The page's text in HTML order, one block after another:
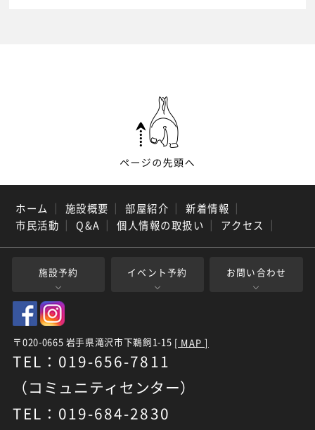
ホーム ｜ 施設概要 ｜ 部屋紹介 ｜ 新着情報 ｜
市民活動 ｜ Q&A ｜ 個人情報の取扱い ｜ アクセス ｜
施設予約 イベント予約 お問い合わせ
〒020-0665 岩手県滝沢市下鵜飼1-15 [ MAP ]
TEL：019-656-7811
（コミュニティセンター）
TEL：019-684-2830